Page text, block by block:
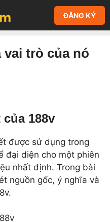
ĐĂNG KÝ
vai trò của nó
188v
được sử dụng trong
đại diện cho một phiên
nhất định. Trong bài
nguồn gốc, ý nghĩa và